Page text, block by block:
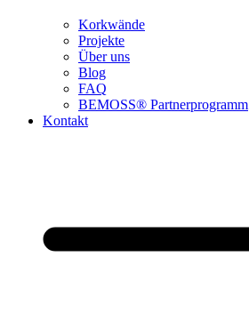
Korkwände
Projekte
Über uns
Blog
FAQ
BEMOSS® Partnerprogramm​
Kontakt